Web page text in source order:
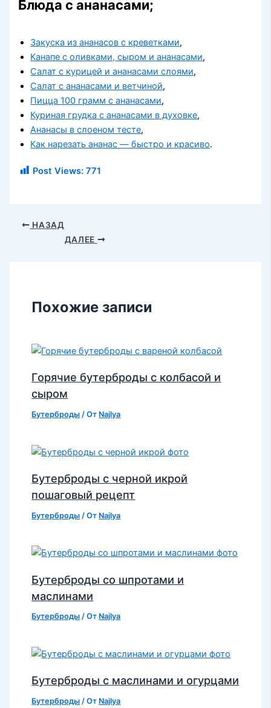
Блюда с ананасами;
Закуска из ананасов с креветками,
Канапе с оливками, сыром и ананасами,
Салат с курицей и ананасами слоями,
Салат с ананасами и ветчиной,
Пицца 100 грамм с ананасами,
Куриная грудка с ананасами в духовке,
Ананасы в слоеном тесте,
Как нарезать ананас — быстро и красиво.
Post Views: 771
НАЗАД
ДАЛЕЕ
Похожие записи
Горячие бутерброды с колбасой и
сыром
Бутерброды / От Najlya
Бутерброды с черной икрой
пошаговый рецепт
Бутерброды / От Najlya
Бутерброды со шпротами и
маслинами
Бутерброды / От Najlya
Бутерброды с маслинами и огурцами
Бутерброды / От Najlya